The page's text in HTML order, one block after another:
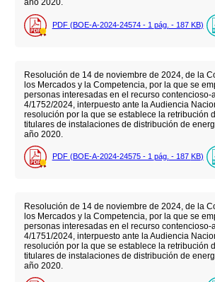
año 2020.
PDF (BOE-A-2024-24574 - 1 pág. - 187 KB)
Resolución de 14 de noviembre de 2024, de la
los Mercados y la Competencia, por la que se
personas interesadas en el recurso contencioso-
4/1752/2024, interpuesto ante la Audiencia
resolución por la que se establece la retribución
titulares de instalaciones de distribución de
año 2020.
PDF (BOE-A-2024-24575 - 1 pág. - 187 KB)
Resolución de 14 de noviembre de 2024, de la
los Mercados y la Competencia, por la que se
personas interesadas en el recurso contencioso-
4/1751/2024, interpuesto ante la Audiencia
resolución por la que se establece la retribución
titulares de instalaciones de distribución de
año 2020.